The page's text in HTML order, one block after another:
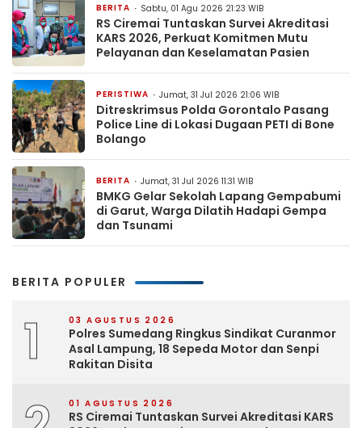
BERITA Sabtu, 01 Agu 2026 21:23 WIB
RS Ciremai Tuntaskan Survei Akreditasi
KARS 2026, Perkuat Komitmen Mutu
Pelayanan dan Keselamatan Pasien
PERISTIWA Jumat, 31 Jul 2026 21:06 WIB
Ditreskrimsus Polda Gorontalo Pasang
Police Line di Lokasi Dugaan PETI di Bone
Bolango
BERITA Jumat, 31 Jul 2026 11:31 WIB
BMKG Gelar Sekolah Lapang Gempabumi
di Garut, Warga Dilatih Hadapi Gempa
dan Tsunami
BERITA POPULER
1 03 AGUSTUS 2026
Polres Sumedang Ringkus Sindikat Curanmor
Asal Lampung, 18 Sepeda Motor dan Senpi
Rakitan Disita
01 AGUSTUS 2026
RS Ciremai Tuntaskan Survei Akreditasi KARS